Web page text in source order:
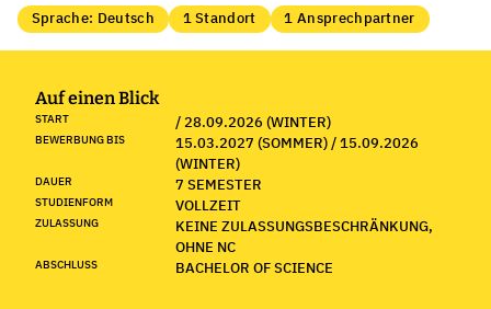
Sprache: Deutsch 1 Standort 1 Ansprechpartner
Auf einen Blick
START / 28.09.2026 (WINTER)
BEWERBUNG BIS
15.03.2027 (SOMMER) / 15.09.2026
(WINTER)
DAUER 7 SEMESTER
STUDIENFORM VOLLZEIT
ZULASSUNG
KEINE ZULASSUNGSBESCHRÄNKUNG,
OHNE NC
ABSCHLUSS BACHELOR OF SCIENCE